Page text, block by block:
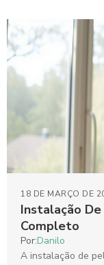
Instalação
Completo
18 DE MARÇO DE
Por:Danilo
A instalação de